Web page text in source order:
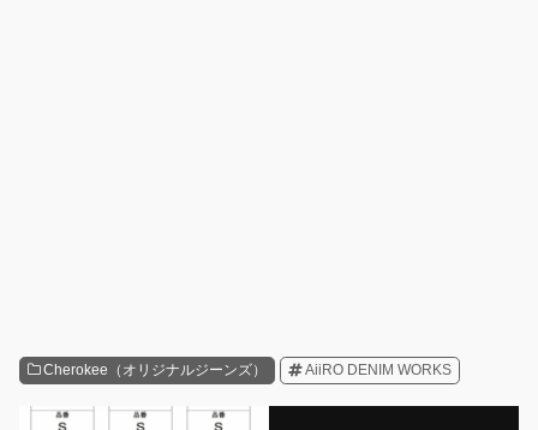
Cherokee（オリジナルジーンズ） AiiRO DENIM WORKS